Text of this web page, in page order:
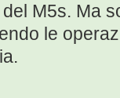
M5s. Ma
le